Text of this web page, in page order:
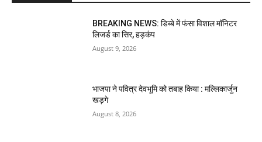
BREAKING NEWS: डिब्बे में फंसा विशाल मॉनिटर
लिजर्ड का सिर, हड़कंप
August 9, 2026
भाजपा ने पवित्र देवभूमि को तबाह किया : मल्लिकार्जुन
खड़गे
August 8, 2026